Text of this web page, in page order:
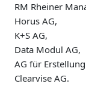
RM Rheiner
Horus AG,
K+S AG,
Data Modul AG,
AG für
Clearvise AG.